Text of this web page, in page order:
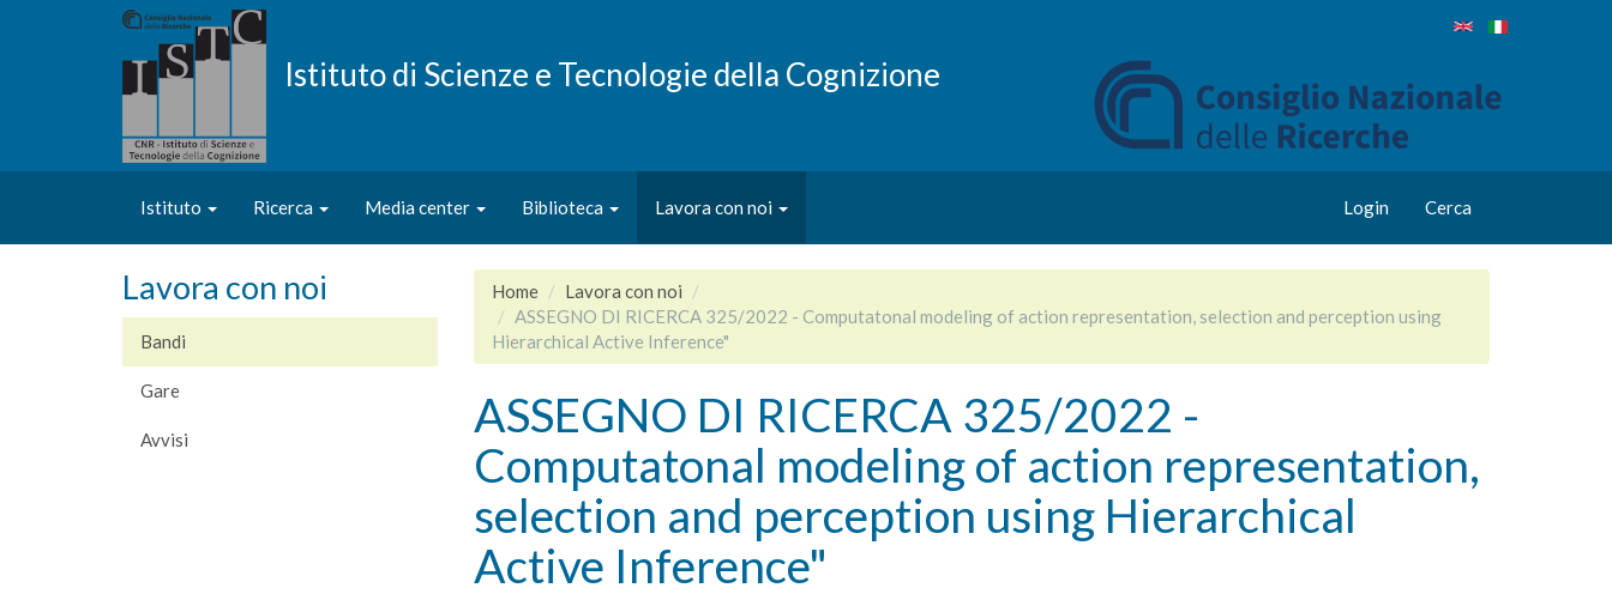
Istituto di Scienze e Tecnologie della Cognizione
Istituto Ricerca Media center Biblioteca Lavora con noi Login Cerca
Lavora con noi
Bandi
Gare
Avvisi
Home
Lavora con noi
ASSEGNO DI RICERCA 325/2022 - Computatonal modeling of action representation, selection and perception using
Hierarchical Active Inference"
ASSEGNO DI RICERCA 325/2022 -
Computatonal modeling of action representation,
selection and perception using Hierarchical
Active Inference"